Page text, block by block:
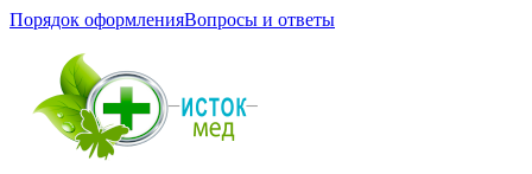
Перейти
содержанию
Порядок оформленияВопросы и ответы